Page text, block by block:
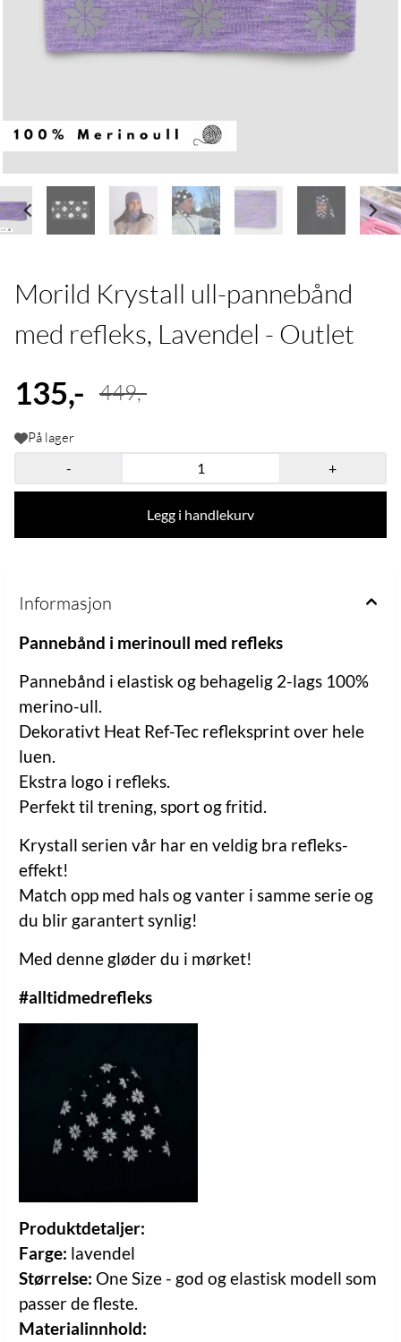
Morild Krystall ull-pannebånd
med refleks, Lavendel - Outlet
135,- 449,-
På lager
-
+
Legg i handlekurv
Informasjon
Pannebånd i merinoull med refleks
Pannebånd i elastisk og behagelig 2-lags 100%
merino-ull.
Dekorativt Heat Ref-Tec refleksprint over hele
luen.
Ekstra logo i refleks.
Perfekt til trening, sport og fritid.
Krystall serien vår har en veldig bra refleks-
effekt!
Match opp med hals og vanter i samme serie og
du blir garantert synlig!
Med denne gløder du i mørket!
#alltidmedrefleks
Produktdetaljer:
Farge: lavendel
Størrelse: One Size - god og elastisk modell som
passer de fleste.
Materialinnhold: